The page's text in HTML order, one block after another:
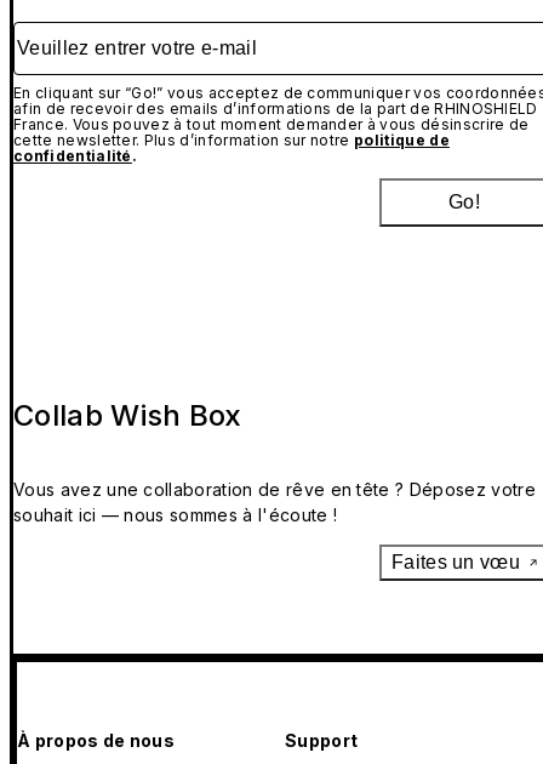
Veuillez entrer votre e-mail
En cliquant sur “Go!” vous acceptez de communiquer vos
afin de recevoir des emails d’informations de la part de RHINOSHIELD
France. Vous pouvez à tout moment demander à vous désinscrire de
cette newsletter. Plus d’information sur notre politique de
confidentialité .
Go!
Collab Wish Box
Vous avez une collaboration de rêve en tête ? Déposez votre
souhait ici — nous sommes à l'écoute !
Faites un vœu
À propos de nous Support